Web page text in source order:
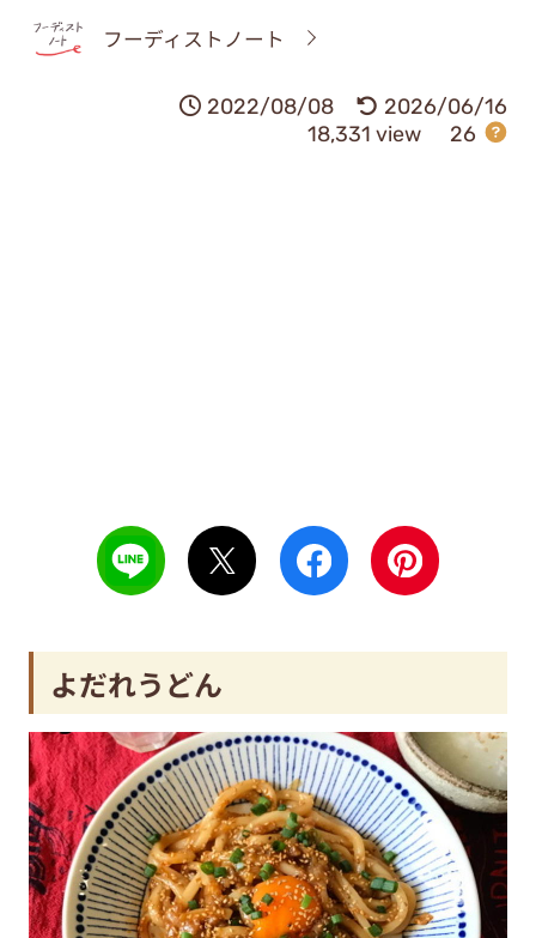
フーディストノート
2022/08/08
2026/06/16
18,331 view
26
よだれうどん